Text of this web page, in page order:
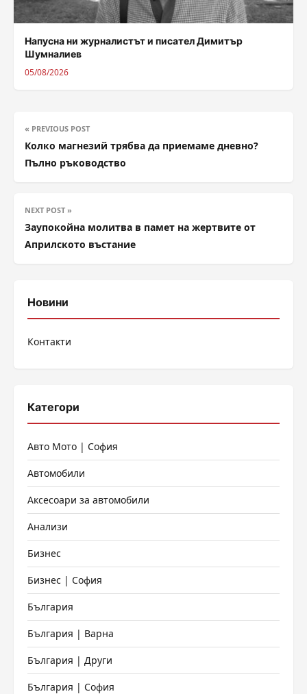
Напусна ни журналистът и писател Димитър
Шумналиев
05/08/2026
« PREVIOUS POST
Колко магнезий трябва да приемаме дневно?
Пълно ръководство
NEXT POST »
Заупокойна молитва в памет на жертвите от
Априлското въстание
Новини
Контакти
Категори
Авто Мото | София
Автомобили
Аксесоари за автомобили
Анализи
Бизнес
Бизнес | София
България
България | Варна
България | Други
България | София